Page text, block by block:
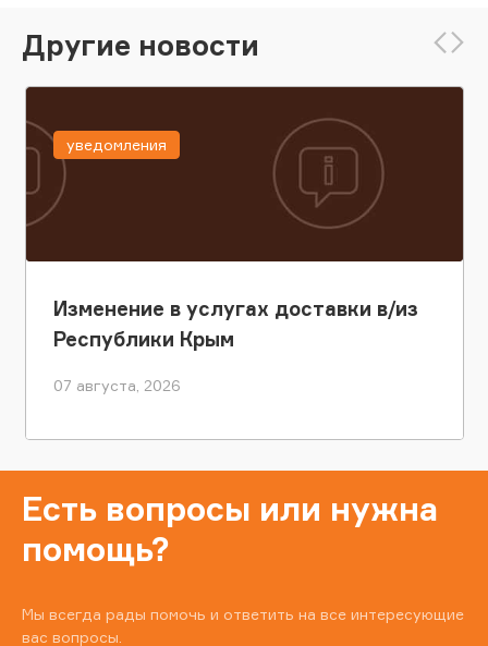
Другие новости
Изменение в услугах доставки в/из
Республики Крым
07 августа, 2026
уведомления
Есть вопросы или нужна
помощь?
Мы всегда рады помочь и ответить на все интересующие
вас вопросы.